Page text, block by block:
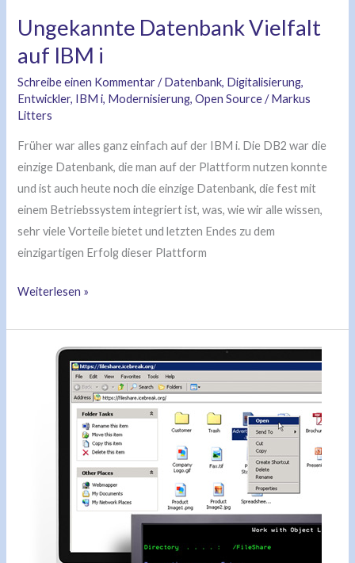
Ungekannte Datenbank Vielfalt
auf IBM i
Schreibe einen Kommentar /Datenbank, Digitalisierung,
Entwickler, IBM i, Modernisierung,Open Source/Markus
Litters
Früher war alles ganz einfach auf der IBM i. Die DB2 war die
einzige Datenbank, die man auf der Plattform nutzen konnte
und ist auch heute noch die einzige Datenbank, die fest mit
einem Betriebssystem integriert ist, was, wie wir alle wissen,
sehr viele Vorteile bietet und letzten Endes zu dem
einzigartigen Erfolg dieser Plattform
Weiterlesen »
Webservice